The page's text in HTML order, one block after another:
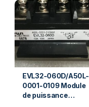
EVL32-060D/A50L-
0001-0109 Module
de puissance